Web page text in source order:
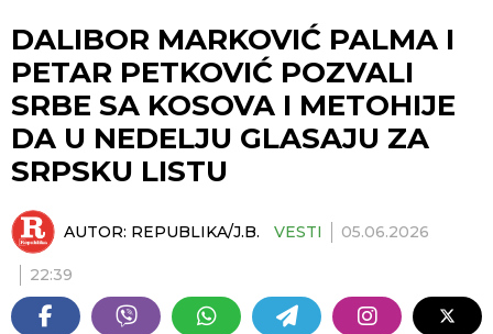
DALIBOR MARKOVIĆ PALMA I
PETAR PETKOVIĆ POZVALI
SRBE SA KOSOVA I METOHIJE
DA U NEDELJU GLASAJU ZA
SRPSKU LISTU
AUTOR: REPUBLIKA/J.B. VESTI 05.06.2026
22:39